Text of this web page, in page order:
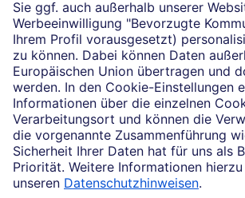
Impressum
Konditionen und Preise
Rechtliche Hinweise
Datenschutz
Barrierefreiheit
Cookie-Einstellungen
Sicherheit und Technik
Notfallnummern